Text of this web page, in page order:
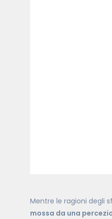
Mentre le ragioni degli
mossa da una